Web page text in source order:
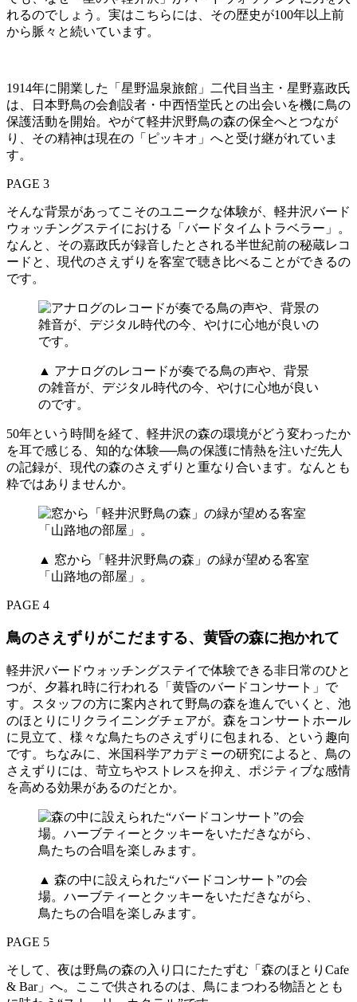
れるのでしょう。実はこちらには、その歴史が100年以上前
から脈々と続いています。
1914年に開業した「星野温泉旅館」二代目当主・星野嘉政氏
は、日本野鳥の会創設者・中西悟堂氏との出会いを機に鳥の
保護活動を開始。やがて軽井沢野鳥の森の保全へとつなが
り、その精神は現在の「ピッキオ」へと受け継がれていま
す。
PAGE 3
そんな背景があってこそのユニークな体験が、軽井沢バード
ウォッチングステイにおける「バードタイムトラベラー」。
なんと、その嘉政氏が録音したとされる半世紀前の秘蔵レコ
ードと、現代のさえずりを客室で聴き比べることができるの
です。
▲ アナログのレコードが奏でる鳥の声や、背景
の雑音が、デジタル時代の今、やけに心地が良い
のです。
50年という時間を経て、軽井沢の森の環境がどう変わったか
を耳で感じる、知的な体験──鳥の保護に情熱を注いだ先人
の記録が、現代の森のさえずりと重なり合います。なんとも
粋ではありませんか。
▲ 窓から「軽井沢野鳥の森」の緑が望める客室
「山路地の部屋」。
PAGE 4
鳥のさえずりがこだまする、黄昏の森に抱かれて
軽井沢バードウォッチングステイで体験できる非日常のひと
つが、夕暮れ時に行われる「黄昏のバードコンサート」で
す。スタッフの方に案内されて野鳥の森を進んでいくと、池
のほとりにリクライニングチェアが。森をコンサートホール
に見立て、様々な鳥たちのさえずりに包まれる、という趣向
です。ちなみに、米国科学アカデミーの研究によると、鳥の
さえずりには、苛立ちやストレスを抑え、ポジティブな感情
を高める効果があるのだとか。
▲ 森の中に設えられた“バードコンサート”の会
場。ハーブティーとクッキーをいただきながら、
鳥たちの合唱を楽しみます。
PAGE 5
そして、夜は野鳥の森の入り口にたたずむ「森のほとりCafe
& Bar」へ。ここで供されるのは、鳥にまつわる物語ととも